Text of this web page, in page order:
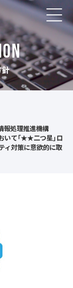
報処理推進機構
いて「★★二つ星」ロ
ィ対策に意欲的に取